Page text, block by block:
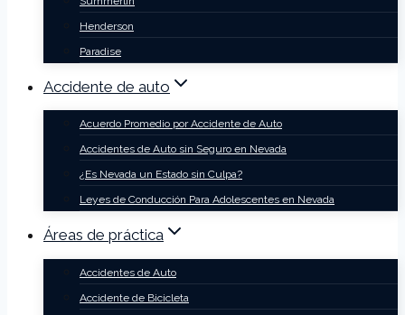
Henderson
Paradise
Accidente de auto
Acuerdo Promedio por Accidente de Auto
Accidentes de Auto sin Seguro en Nevada
¿Es Nevada un Estado sin Culpa?
Leyes de Conducción Para Adolescentes en Nevada
Áreas de práctica
Accidentes de Auto
Accidente de Bicicleta